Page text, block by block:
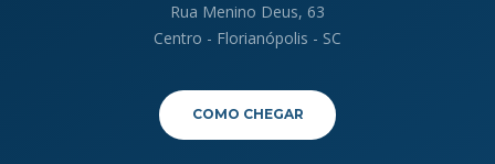
Rua Menino Deus, 63
Centro - Florianópolis - SC
COMO CHEGAR